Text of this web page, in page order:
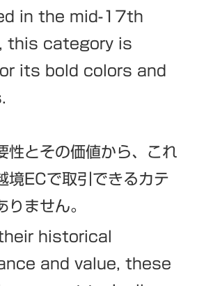
in the mid-17th
this category is
its bold colors and
性とその価値から、これ
境ECで取引できるカテ
りません。
historical
and value, these